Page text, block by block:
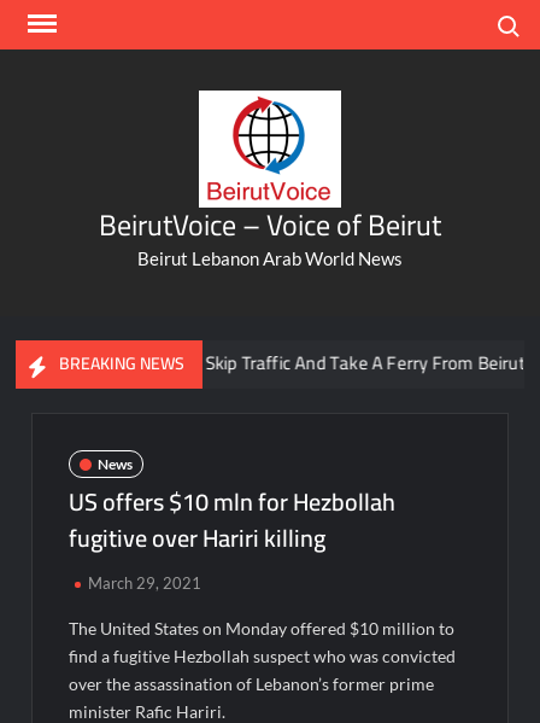
Skip
BeirutVoice – Voice of Beirut
Beirut Lebanon Arab World News
BREAKING NEWS
You Can Now Skip Traffic And Take A Ferry From Beirut To
News
US offers $10 mln for Hezbollah
fugitive over Hariri killing
March 29, 2021
The United States on Monday offered $10 million to
find a fugitive Hezbollah suspect who was convicted
over the assassination of Lebanon’s former prime
minister Rafic Hariri.